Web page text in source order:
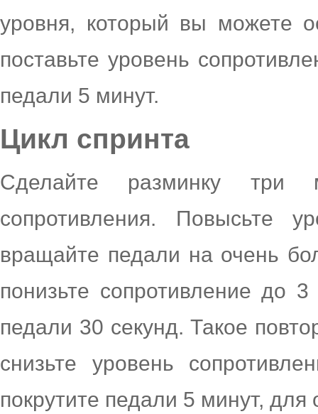
уровня, который вы можете
поставьте уровень
педали 5 минут.
Цикл спринта
Сделайте разминку три
сопротивления. Повысьте
вращайте педали на очень
понизьте сопротивление до
педали 30 секунд. Такое
снизьте уровень
покрутите педали 5 минут,